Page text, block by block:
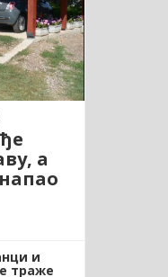
а
и
траже